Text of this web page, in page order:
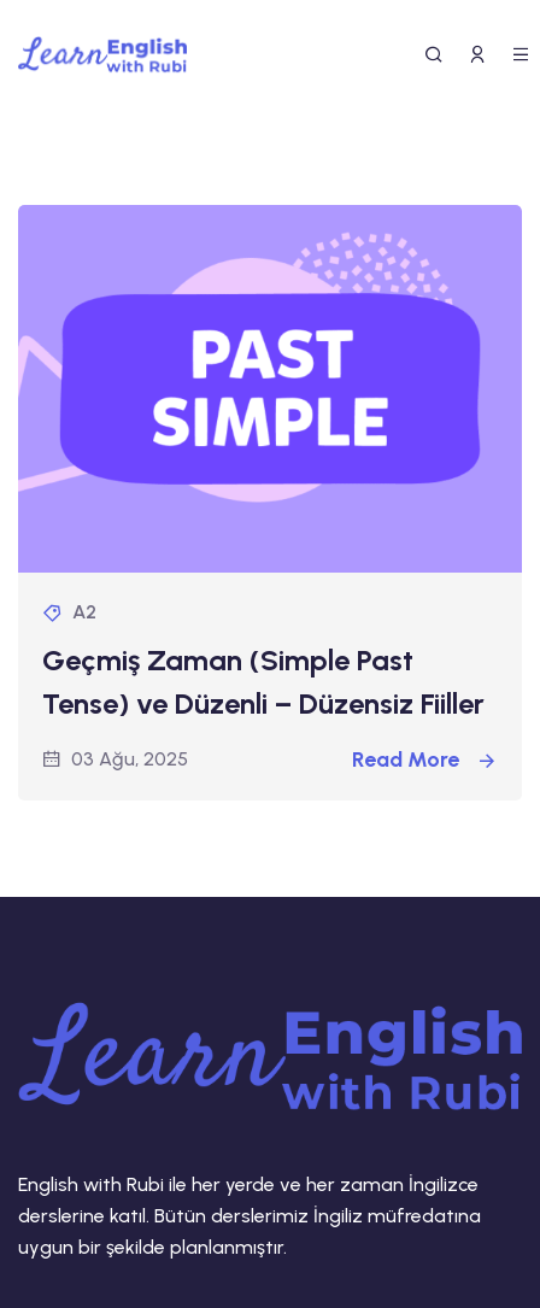
A2
Geçmiş Zaman (Simple Past
Tense) ve Düzenli – Düzensiz Fiiller
03 Ağu, 2025 Read More
English with Rubi ile her yerde ve her zaman İngilizce
derslerine katıl. Bütün derslerimiz İngiliz müfredatına
uygun bir şekilde planlanmıştır.